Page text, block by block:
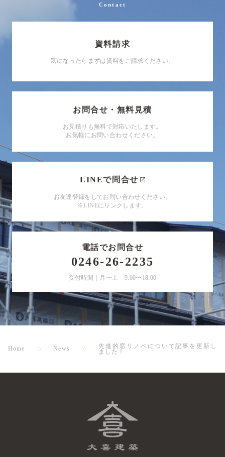
Contact
資料請求
気になったらまずは資料をご請求ください。
お問合せ・無料見積
お見積りも無料で対応いたします。
お気軽にお問い合わせください。
LINEで問合せ
お友達登録をしてお問い合わせください。
※LINEにリンクします。
電話でお問合せ
0246-26-2235
受付時間｜月〜土 9:00〜18:00
Home News
先進的窓リノベについて記事を更新し
ました！